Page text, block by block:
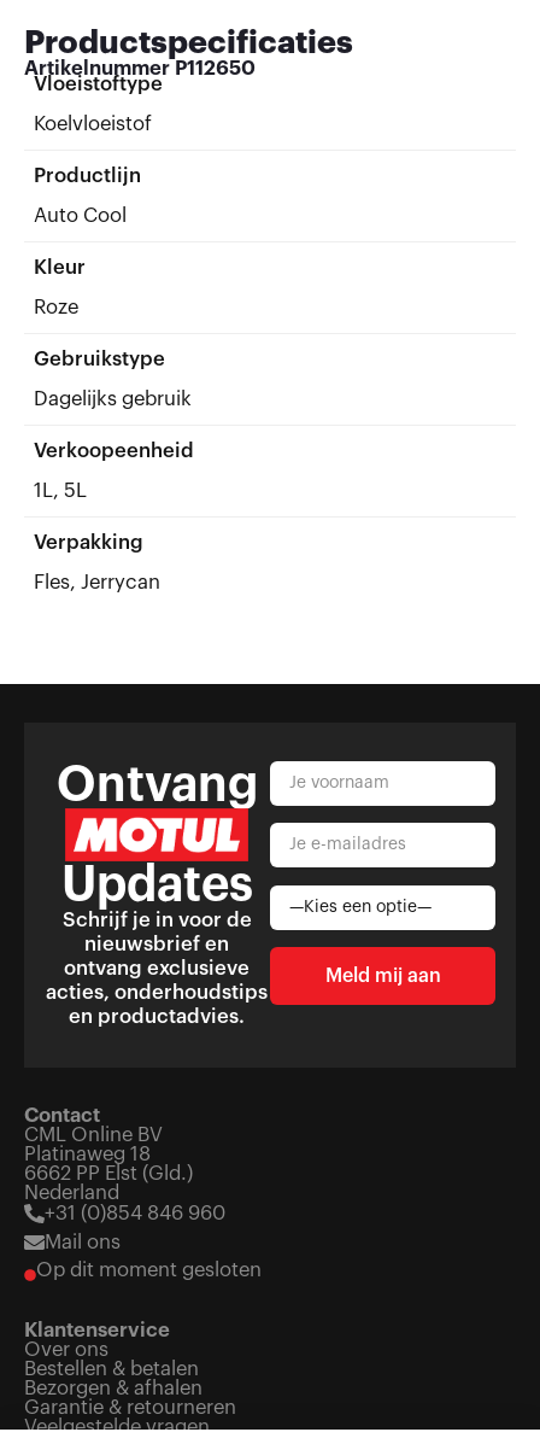
Productspecificaties
Artikelnummer P112650
Vloeistoftype
Koelvloeistof
Productlijn
Auto Cool
Kleur
Roze
Gebruikstype
Dagelijks gebruik
Verkoopeenheid
1L, 5L
Verpakking
Fles, Jerrycan
Ontvang
Updates
Schrijf je in voor de
nieuwsbrief en
ontvang exclusieve
acties, onderhoudstips
en productadvies.
Contact
CML Online BV
Platinaweg 18
6662 PP Elst (Gld.)
Nederland
+31 (0)854 846 960
Mail ons
Op dit moment gesloten
Klantenservice
Over ons
Bestellen & betalen
Bezorgen & afhalen
Garantie & retourneren
Veelgestelde vragen